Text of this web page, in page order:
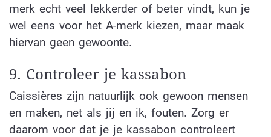
merk echt veel lekkerder of beter vindt, kun je
wel eens voor het A-merk kiezen, maar maak
hiervan geen gewoonte.
9. Controleer je kassabon
Caissières zijn natuurlijk ook gewoon mensen
en maken, net als jij en ik, fouten. Zorg er
daarom voor dat je je kassabon controleert